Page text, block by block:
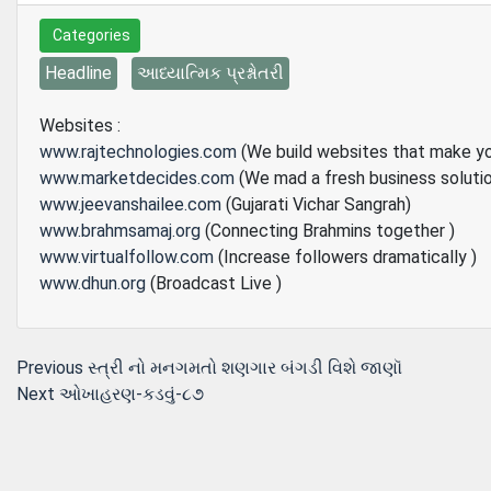
Categories
Headline આધ્યાત્મિક પ્રશ્નોતરી
Websites :
www.rajtechnologies.com (We build websites that make
www.marketdecides.com (We mad a fresh business
www.jeevanshailee.com (Gujarati Vichar Sangrah)
www.brahmsamaj.org (Connecting Brahmins together )
www.virtualfollow.com (Increase followers dramatically )
www.dhun.org (Broadcast Live )
Post
navigation
Previous Previous
post:
સ્ત્રી નો મનગમતો શણગાર બંગડી વિશે જાણૉ
Next Next
ઓખાહરણ-કડવું-૮૭